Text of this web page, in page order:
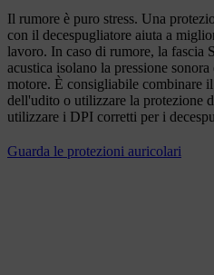
Il rumore è puro stress. Una
con il decespugliatore aiuta a
lavoro. In caso di rumore, la fascia
acustica isolano la pressione
motore. È consigliabile combinare
dell'udito o utilizzare la protezione
utilizzare i DPI corretti per i
Guarda le protezioni auricolari